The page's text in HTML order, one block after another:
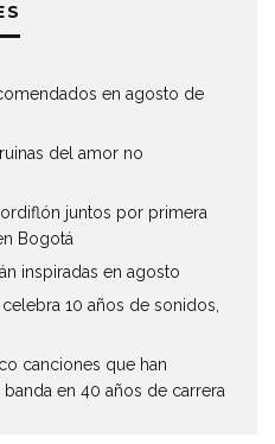
en agosto de
del amor no
juntos por primera
Bogotá
inspiradas en agosto
celebra 10 años de sonidos,
canciones que han
en 40 años de carrera